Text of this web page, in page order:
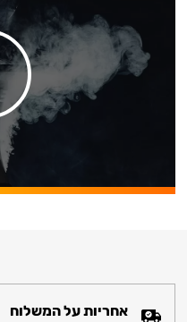
אחריות על המשלוח